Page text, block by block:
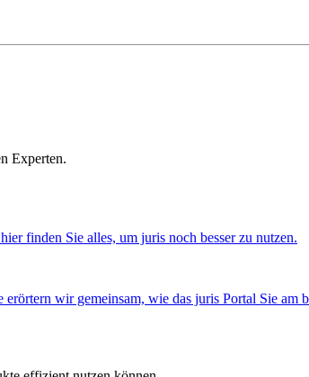
Experten.
finden Sie alles, um juris noch besser zu nutzen.
erörtern wir gemeinsam, wie das juris Portal Sie am